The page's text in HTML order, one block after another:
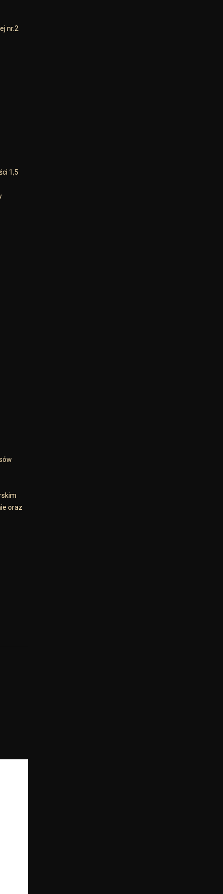
nr.2
1,5
oraz